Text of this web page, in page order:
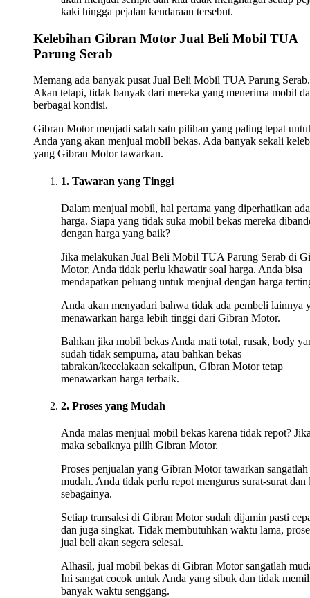
kaki hingga pejalan kendaraan tersebut.
Kelebihan Gibran Motor Jual Beli Mobil TUA
Parung Serab
Memang ada banyak pusat Jual Beli Mobil TUA Parung Serab.
Akan tetapi, tidak banyak dari mereka yang menerima mobil
berbagai kondisi.
Gibran Motor menjadi salah satu pilihan yang paling tepat
Anda yang akan menjual mobil bekas. Ada banyak sekali
yang Gibran Motor tawarkan.
1. Tawaran yang Tinggi
Dalam menjual mobil, hal pertama yang diperhatikan
harga. Siapa yang tidak suka mobil bekas mereka
dengan harga yang baik?
Jika melakukan Jual Beli Mobil TUA Parung Serab di
Motor, Anda tidak perlu khawatir soal harga. Anda bisa
mendapatkan peluang untuk menjual dengan harga
Anda akan menyadari bahwa tidak ada pembeli lainnya
menawarkan harga lebih tinggi dari Gibran Motor.
Bahkan jika mobil bekas Anda mati total, rusak, body
sudah tidak sempurna, atau bahkan bekas
tabrakan/kecelakaan sekalipun, Gibran Motor tetap
menawarkan harga terbaik.
2. Proses yang Mudah
Anda malas menjual mobil bekas karena tidak repot?
maka sebaiknya pilih Gibran Motor.
Proses penjualan yang Gibran Motor tawarkan sangatlah
mudah. Anda tidak perlu repot mengurus surat-surat dan
sebagainya.
Setiap transaksi di Gibran Motor sudah dijamin pasti
dan juga singkat. Tidak membutuhkan waktu lama,
jual beli akan segera selesai.
Alhasil, jual mobil bekas di Gibran Motor sangatlah
Ini sangat cocok untuk Anda yang sibuk dan tidak
banyak waktu senggang.